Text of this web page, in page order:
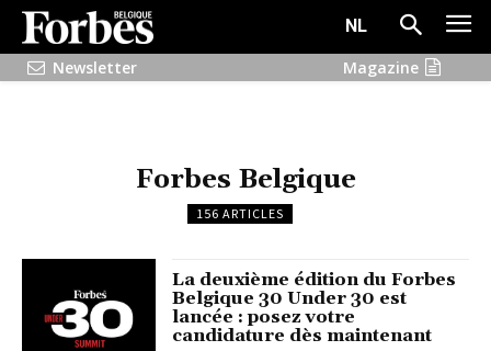
NL
Newsletter
Magazine
Forbes Belgique
156 ARTICLES
La deuxième édition du Forbes
Belgique 30 Under 30 est
lancée : posez votre
candidature dès maintenant